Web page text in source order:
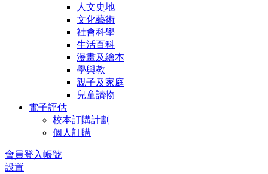
人文史地
文化藝術
社會科學
生活百科
漫畫及繪本
學與教
親子及家庭
兒童讀物
電子評估
校本訂購計劃
個人訂購
會員登入帳號
設置